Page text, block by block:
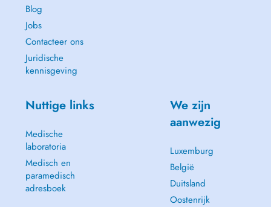
Blog
Jobs
Contacteer ons
Juridische
kennisgeving
Nuttige links
Medische
laboratoria
Medisch en
paramedisch
adresboek
We zijn
aanwezig
Luxemburg
België
Duitsland
Oostenrijk